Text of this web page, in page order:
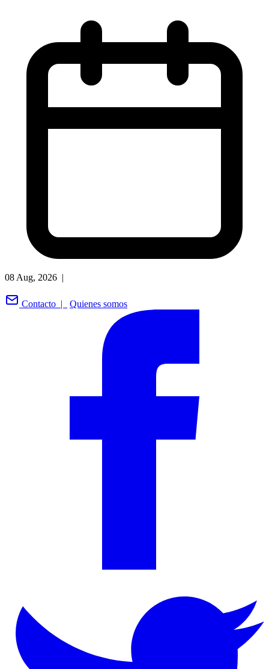
08 Aug, 2026 |
Contacto | Quienes somos